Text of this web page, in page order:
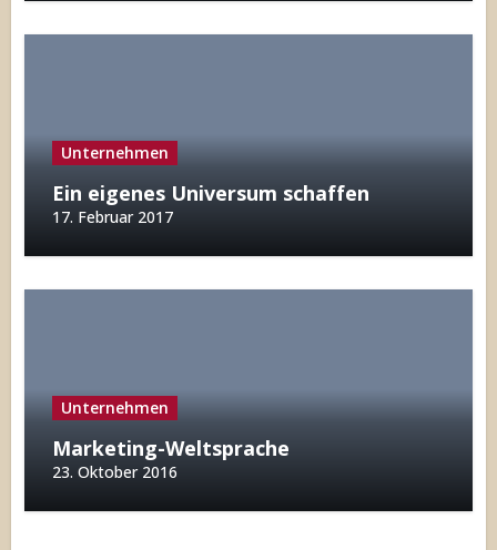
Unternehmen
Ein eigenes Universum schaffen
17. Februar 2017
Unternehmen
Marketing-Weltsprache
23. Oktober 2016